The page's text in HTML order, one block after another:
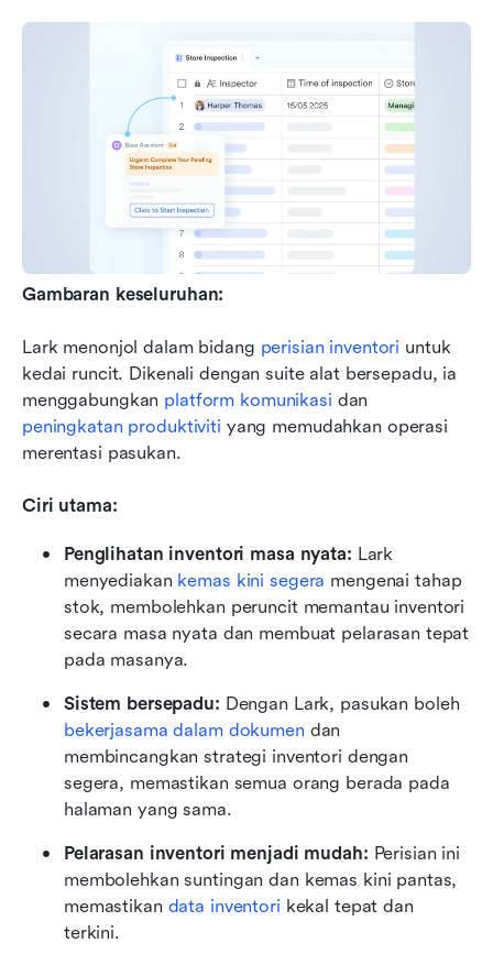
Gambaran keseluruhan:
Lark menonjol dalam bidang perisian inventori untuk
kedai runcit. Dikenali dengan suite alat bersepadu, ia
menggabungkan platform komunikasi
peningkatan produktiviti yang memudahkan operasi
merentasi pasukan.
Ciri utama:
Penglihatan inventori masa nyata: Lark
menyediakan kemas kini segera mengenai tahap
stok, membolehkan peruncit memantau inventori
secara masa nyata dan membuat pelarasan tepat
pada masanya.
Sistem bersepadu:
bekerjasama dalam dokumen dan
membincangkan strategi inventori dengan
segera, memastikan semua orang berada pada
halaman yang sama.
Pelarasan inventori menjadi mudah: Perisian ini
membolehkan suntingan dan kemas kini pantas,
memastikan data inventori kekal tepat dan
terkini.